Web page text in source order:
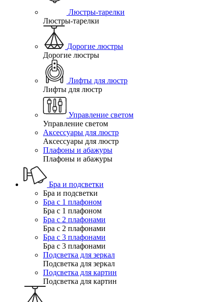
Люстры-тарелки
Люстры-тарелки
Дорогие люстры
Дорогие люстры
Лифты для люстр
Лифты для люстр
Управление светом
Управление светом
Аксессуары для люстр
Аксессуары для люстр
Плафоны и абажуры
Плафоны и абажуры
Бра и подсветки
Бра и подсветки
Бра с 1 плафоном
Бра с 1 плафоном
Бра с 2 плафонами
Бра с 2 плафонами
Бра с 3 плафонами
Бра с 3 плафонами
Подсветка для зеркал
Подсветка для зеркал
Подсветка для картин
Подсветка для картин